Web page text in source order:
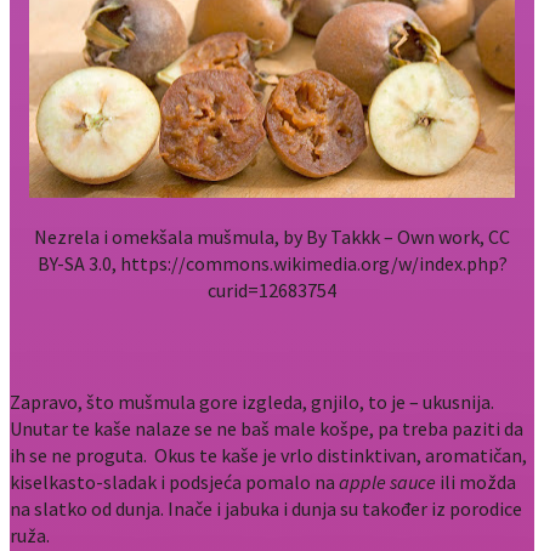
Nezrela i omekšala mušmula, by By Takkk – Own work, CC
BY-SA 3.0, https://commons.wikimedia.org/w/index.php?
curid=12683754
Zapravo, što mušmula gore izgleda, gnjilo, to je – ukusnija.
Unutar te kaše nalaze se ne baš male košpe, pa treba paziti da
ih se ne proguta. Okus te kaše je vrlo distinktivan, aromatičan,
kiselkasto-sladak i podsjeća pomalo na apple sauce ili možda
na slatko od dunja. Inače i jabuka i dunja su također iz porodice
ruža.